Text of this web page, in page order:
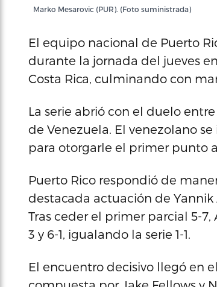
Marko Mesarovic (PUR). (Foto suministrada)
El equipo nacional de Puerto
durante la jornada del jueves
Costa Rica, culminando con
La serie abrió con el duelo
de Venezuela. El venezolano
para otorgarle el primer punto
Puerto Rico respondió de
destacada actuación de Yannik
Tras ceder el primer parcial 5-
3 y 6-1, igualando la serie 1-1.
El encuentro decisivo llegó en